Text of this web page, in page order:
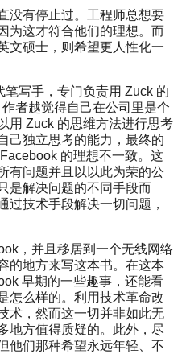
没有停止过。工程师总想要
为这才符合他们的理想。而
文硕士，则希望更人性化一
写手，专门负责用 Zuck 的
者越觉得自己在公司里是个
用 Zuck 的思维方法进行思考
己独立思考的能力，最终的
的理想不一致。这
有问题并且以以此为荣的公
是解决问题的不同手段而
过技术手段解决一切问题，
，并且移居到一个无线网络
的地方来写这本书。在这本
早期的一些趣事，还能看
怎么样的。利用技术革命改
术，然而这一切并非如此无
地方值得质疑的。此外，尽
他们那种希望永远年轻、不